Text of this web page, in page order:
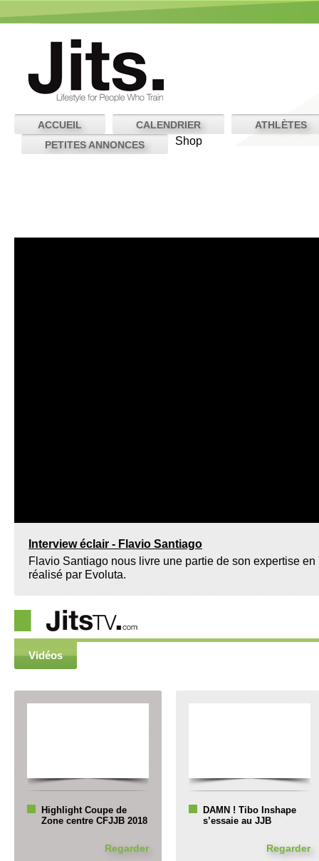
ACCUEIL CALENDRIER
ATHLÈTES
PETITES ANNONCES
Shop
Interview éclair - Flavio Santiago
Flavio Santiago nous livre une partie de son expertise
réalisé par Evoluta.
Vidéos
Highlight Coupe de
Zone centre CFJJB 2018
Regarder
DAMN ! Tibo Inshape
s’essaie au JJB
Regarder